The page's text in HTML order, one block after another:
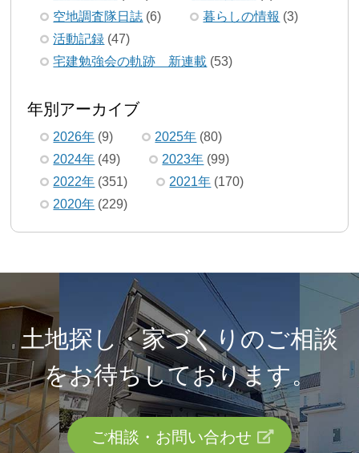
空地調査隊日誌 (6) 暮らしの情報 (3)
活動記録 (47)
宅建勉強会の軌跡 新連載 (53)
年別アーカイブ
2026年 (9) 2025年 (80)
2024年 (49) 2023年 (99)
2022年 (351) 2021年 (170)
2020年 (229)
土地探し・家づくりのご相談
をお待ちしております。
ご相談・お問い合わせ